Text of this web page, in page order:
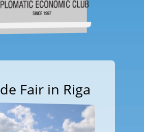
Fair in Riga